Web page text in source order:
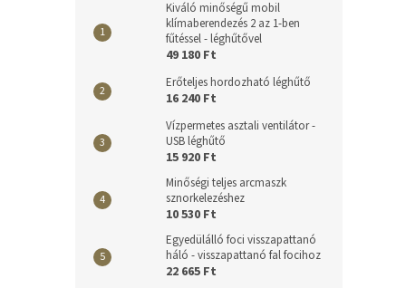
Kiváló minőségű mobil
klímaberendezés 2 az 1-ben
fűtéssel - léghűtővel
49 180 Ft
Erőteljes hordozható léghűtő
16 240 Ft
Vízpermetes asztali ventilátor -
USB léghűtő
15 920 Ft
Minőségi teljes arcmaszk
sznorkelezéshez
10 530 Ft
Egyedülálló foci visszapattanó
háló - visszapattanó fal focihoz
22 665 Ft